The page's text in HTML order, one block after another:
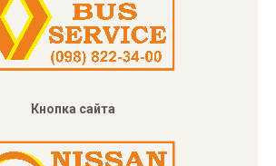
Кнопка сайта